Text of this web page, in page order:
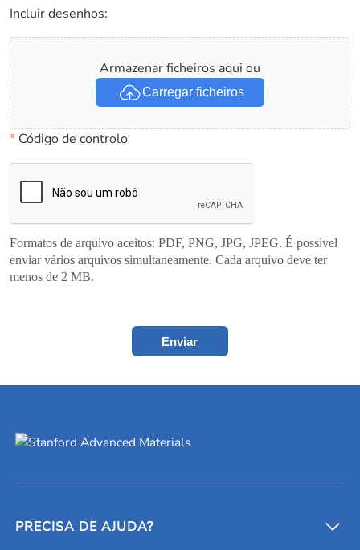
Incluir desenhos:
Armazenar ficheiros aqui ou
Carregar ficheiros
*Código de controlo
Formatos de arquivo aceitos: PDF, PNG, JPG, JPEG. É possível
enviar vários arquivos simultaneamente. Cada arquivo deve ter
menos de 2 MB.
Enviar
PRECISA DE AJUDA?